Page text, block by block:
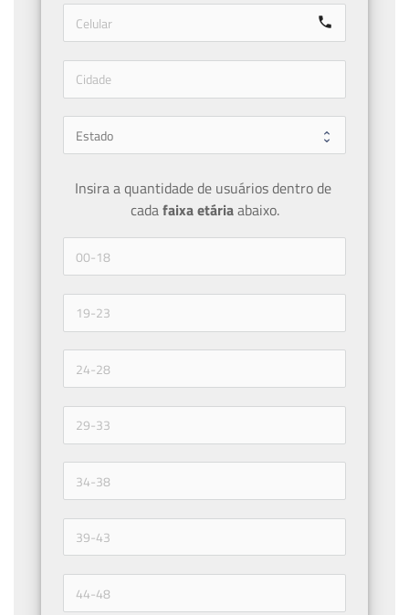
call
Insira a quantidade de usuários dentro de
cada faixa etária abaixo.